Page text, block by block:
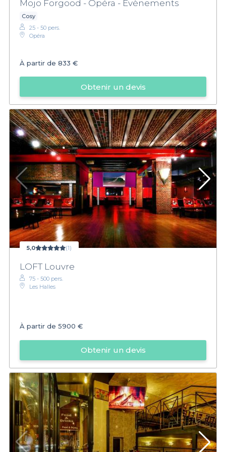
Mojo Forgood - Opéra - Evènements
Cosy
25 - 50 pers.
Opéra
À partir de 833 €
Obtenir un devis
5,0 (1)
LOFT Louvre
75 - 500 pers.
Les Halles
À partir de 5900 €
Obtenir un devis